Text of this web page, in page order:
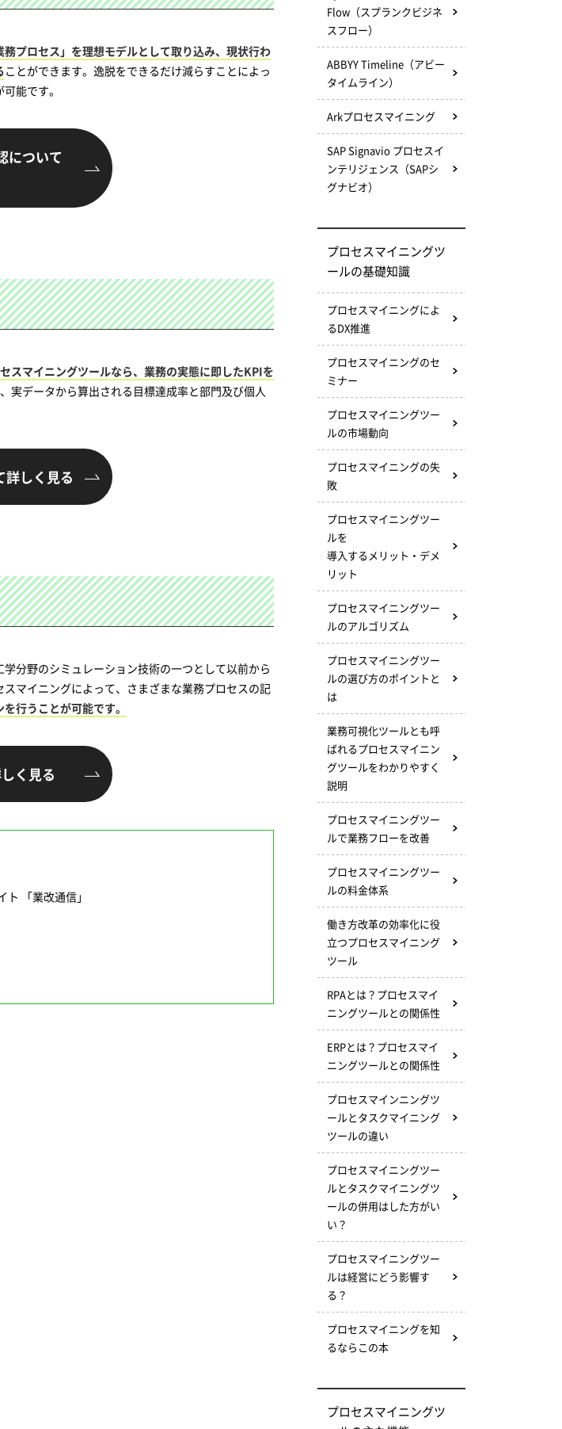
務プロセス」を理想モデルとして取り込み、現状行わ
ことができます。逸脱をできるだけ減らすことによっ
能です。
について
スマイニングツールなら、業務の実態に即したKPIを
実データから算出される目標達成率と部門及び個人
詳しく見る
学分野のシミュレーション技術の一つとして以前から
マイニングによって、さまざまな業務プロセスの記
行うことが可能です。
く見る
「業改通信」
Flow（スプランクビジネ
スフロー）
ABBYY Timeline（アビー
タイムライン）
Arkプロセスマイニング
SAP Signavio プロセスイ
ンテリジェンス（SAPシ
グナビオ）
プロセスマイニングツ
ールの基礎知識
プロセスマイニングによ
るDX推進
プロセスマイニングのセ
ミナー
プロセスマイニングツー
ルの市場動向
プロセスマイニングの失
敗
プロセスマイニングツー
ルを
導入するメリット・デメ
リット
プロセスマイニングツー
ルのアルゴリズム
プロセスマイニングツー
ルの選び方のポイントと
は
業務可視化ツールとも呼
ばれるプロセスマイニン
グツールをわかりやすく
説明
プロセスマイニングツー
ルで業務フローを改善
プロセスマイニングツー
ルの料金体系
働き方改革の効率化に役
立つプロセスマイニング
ツール
RPAとは？プロセスマイ
ニングツールとの関係性
ERPとは？プロセスマイ
ニングツールとの関係性
プロセスマインニングツ
ールとタスクマイニング
ツールの違い
プロセスマイニングツー
ルとタスクマイニングツ
ールの併用はした方がい
い？
プロセスマイニングツー
ルは経営にどう影響す
る？
プロセスマイニングを知
るならこの本
プロセスマイニングツ